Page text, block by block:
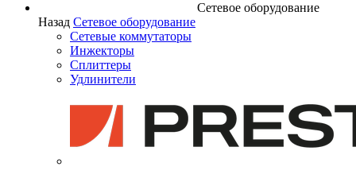
Сетевое оборудование
Назад Сетевое оборудование
Сетевые коммутаторы
Инжекторы
Сплиттеры
Удлинители